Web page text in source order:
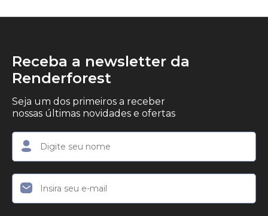
Receba a newsletter da
Renderforest
Seja um dos primeiros a receber
nossas últimas novidades e ofertas